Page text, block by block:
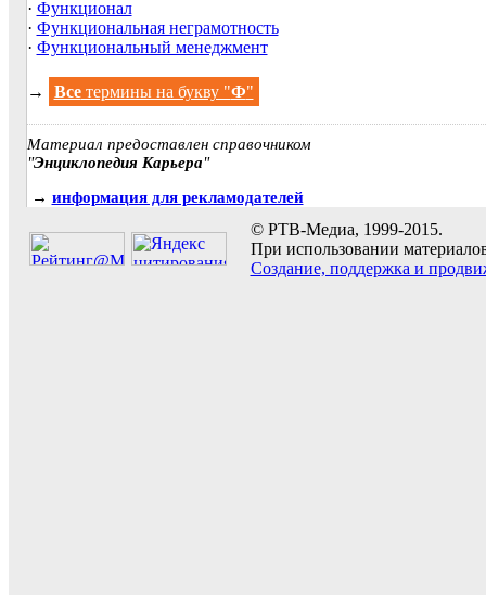
· Функционал
· Функциональная неграмотность
· Функциональный менеджмент
→ Всетермины на букву "Ф"
Материал предоставлен справочником
"Энциклопедия Карьера"
→ информация для рекламодателей
© РТВ-Медиа, 1999-2015.
При использовании
Создание, поддержка и